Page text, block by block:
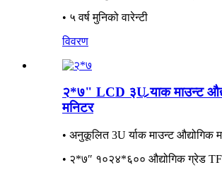
• ५ वर्ष मुनिको वारेन्टी
विवरण
२*७" LCD ३U र्‍याक माउन्ट
मनिटर
• अनुकूलित 3U र्याक माउन्ट औद्योगिक
• २*७″ १०२४*६०० औद्योगिक ग्रेड